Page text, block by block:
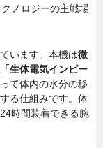
ノロジーの主戦場
います。本機は微
生体電気インピー
て体内の水分の移
る仕組みです。体
時間装着できる腕